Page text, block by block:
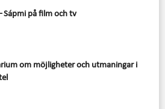
Sápmi på film och tv
om möjligheter och utmaningar i